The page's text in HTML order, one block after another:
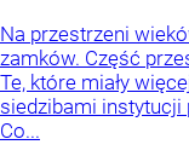
Na przestrzeni
zamków. Część
Te, które miały
siedzibami instytucji
Co...